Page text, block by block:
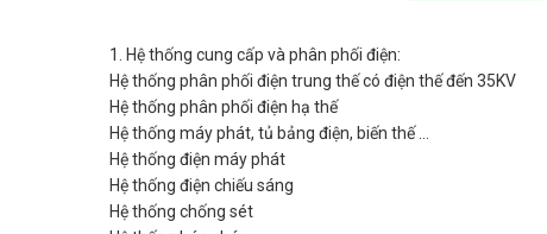
1. Hệ thống cung cấp và phân phối điện:
Hệ thống phân phối điện trung thế có điện thế đến 35KV
Hệ thống phân phối điện hạ thế
Hệ thống máy phát, tủ bảng điện, biến thế …
Hệ thống điện máy phát
Hệ thống điện chiếu sáng
Hệ thống chống sét